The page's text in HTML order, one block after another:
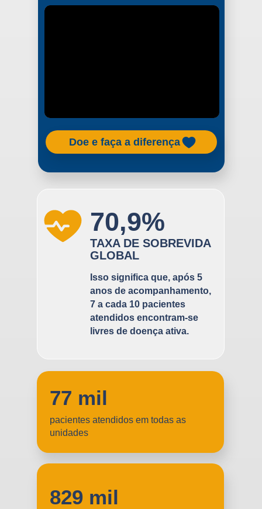
Isso significa que, após 5
anos de acompanhamento,
7 a cada 10 pacientes
atendidos encontram-se
livres de doença ativa.
pacientes atendidos em todas as
unidades
77 mil
70,9%
829 mil
Doe e faça a diferença
TAXA DE SOBREVIDA
GLOBAL